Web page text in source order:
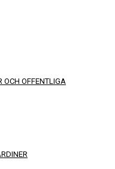
OCH OFFENTLIGA